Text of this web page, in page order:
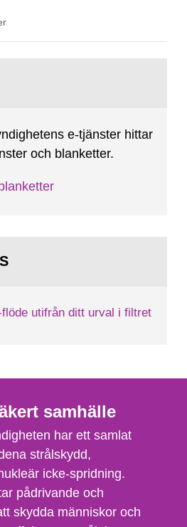
2024:2 och SSMFS
e-tjänster hittar
och blanketter.
utifrån ditt urval i filtret
samhälle
har ett samlat
strålskydd,
icke-spridning.
pådrivande och
skydda människor och